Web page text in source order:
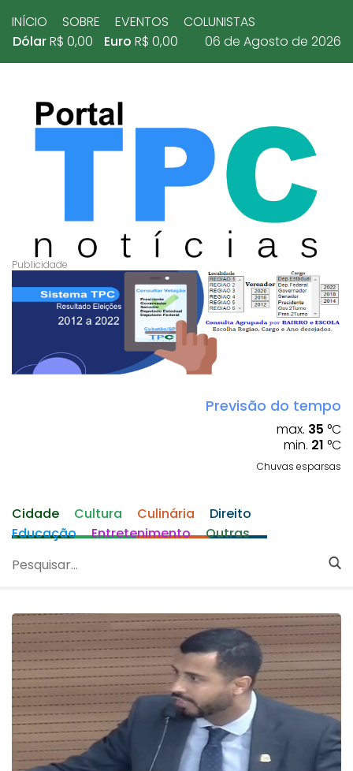
INÍCIO SOBRE EVENTOS
COLUNISTAS
DólarR$ 0,00 Euro R$ 0,00 06 de Agosto de 2026
Previsão do tempo
max. 35 °C
min. 21 °C
Chuvas esparsas
Cidade Cultura Culinária
Direito
Educação
Entretenimento Outras